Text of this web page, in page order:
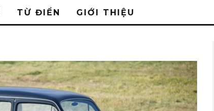
TỪ ĐIỂN GIỚI THIỆU